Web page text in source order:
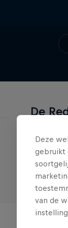
De
Deze
gebruikt
van de